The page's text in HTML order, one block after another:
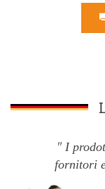
I
fornitori